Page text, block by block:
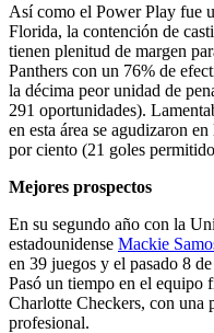
Así como el Power Play fue
Florida, la contención de
tienen plenitud de margen
Panthers con un 76% de
la décima peor unidad de
291 oportunidades).
en esta área se agudizaron
por ciento (21 goles
Mejores prospectos
En su segundo año con la
estadounidense Mackie
en 39 juegos y el pasado 8
Pasó un tiempo en el
Charlotte Checkers, con una
profesional.